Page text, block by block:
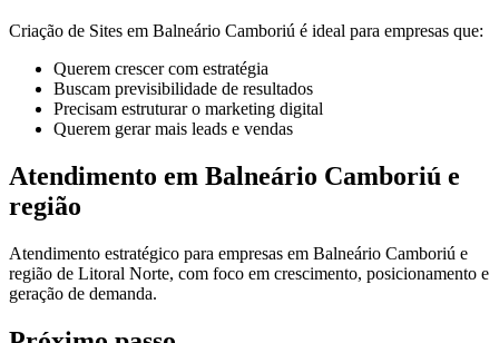
Criação de Sites em Balneário Camboriú é ideal para empresas que:
Querem crescer com estratégia
Buscam previsibilidade de resultados
Precisam estruturar o marketing digital
Querem gerar mais leads e vendas
Atendimento em Balneário Camboriú e
região
Atendimento estratégico para empresas em Balneário Camboriú e
região de Litoral Norte, com foco em crescimento, posicionamento e
geração de demanda.